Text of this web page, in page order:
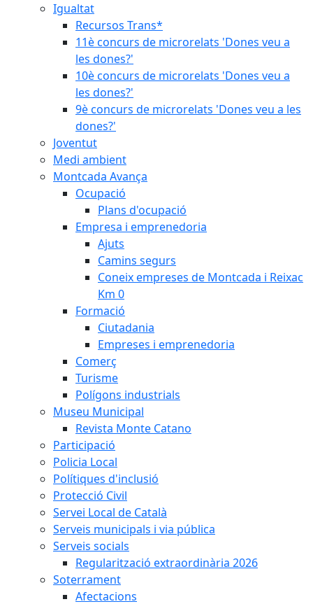
Igualtat
Recursos Trans*
11è concurs de microrelats 'Dones veu a
les dones?'
10è concurs de microrelats 'Dones veu a
les dones?'
9è concurs de microrelats 'Dones veu a les
dones?'
Joventut
Medi ambient
Montcada Avança
Ocupació
Plans d'ocupació
Empresa i emprenedoria
Ajuts
Camins segurs
Coneix empreses de Montcada i Reixac
Km 0
Formació
Ciutadania
Empreses i emprenedoria
Comerç
Turisme
Polígons industrials
Museu Municipal
Revista Monte Catano
Participació
Policia Local
Polítiques d'inclusió
Protecció Civil
Servei Local de Català
Serveis municipals i via pública
Serveis socials
Regularització extraordinària 2026
Soterrament
Afectacions